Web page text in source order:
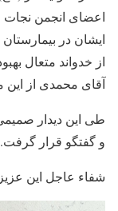
اعضای انجمن
ایشان در
از خدواند متعال
آقای محمدی از این
طی این دیدار
و گفتگو قرار گرفت.
شفاء عاجل این